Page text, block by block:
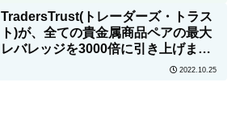
TradersTrust(トレーダーズ・トラス
ト)が、全ての貴金属商品ペアの最大
レバレッジを3000倍に引き上げまし
2022.10.25